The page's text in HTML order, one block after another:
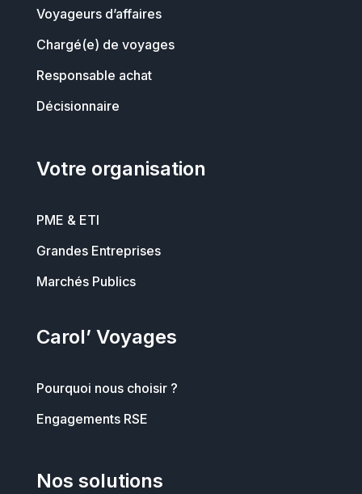
Voyageurs d’affaires
Chargé(e) de voyages
Responsable achat
Décisionnaire
Votre organisation
PME & ETI
Grandes Entreprises
Marchés Publics
Carol’ Voyages
Pourquoi nous choisir ?
Engagements RSE
Nos solutions